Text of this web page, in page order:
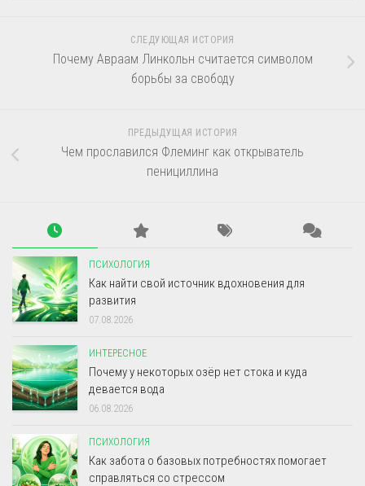
СЛЕДУЮЩАЯ ИСТОРИЯ
Почему Авраам Линкольн считается символом
борьбы за свободу
ПРЕДЫДУЩАЯ ИСТОРИЯ
Чем прославился Флеминг как открыватель
пенициллина
ПСИХОЛОГИЯ
Как найти свой источник вдохновения для
развития
07.08.2026
ИНТЕРЕСНОЕ
Почему у некоторых озёр нет стока и куда
девается вода
06.08.2026
ПСИХОЛОГИЯ
Как забота о базовых потребностях помогает
справляться со стрессом